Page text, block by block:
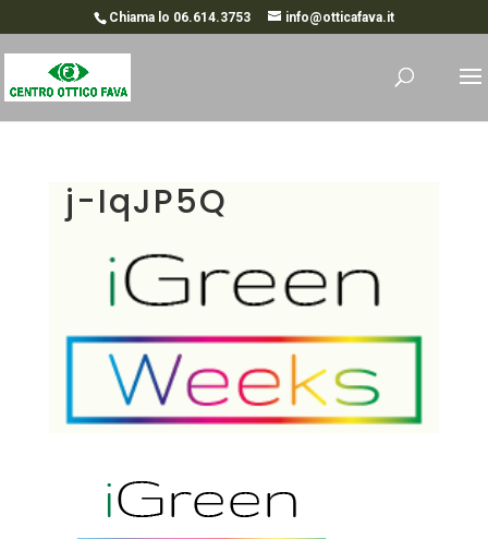
Chiama lo 06.614.3753 info@otticafava.it
j-IqJP5Q